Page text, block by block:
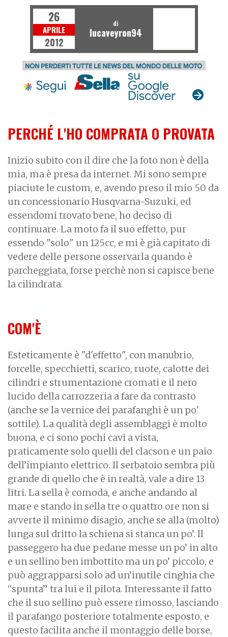
PERCHÉ L'HO COMPRATA O PROVATA
Inizio subito con il dire che la foto non è della
mia, ma è presa da internet. Mi sono sempre
piaciute le custom, e, avendo preso il mio 50 da
un concessionario Husqvarna-Suzuki, ed
essendomi trovato bene, ho deciso di
continuare. La moto fa il suo effetto, pur
essendo "solo" un 125cc, e mi è già capitato di
vedere delle persone osservarla quando è
parcheggiata, forse perchè non si capisce bene
la cilindrata.
COM'È
Esteticamente è "d'effetto", con manubrio,
forcelle, specchietti, scarico, ruote, calotte dei
cilindri e strumentazione cromati e il nero
lucido della carrozzeria a fare da contrasto
(anche se la vernice dei parafanghi è un po'
sottile). La qualità degli assemblaggi è molto
buona, e ci sono pochi cavi a vista,
praticamente solo quelli del clacson e un paio
dell’impianto elettrico. Il serbatoio sembra più
grande di quello che è in realtà, vale a dire 13
litri. La sella è comoda, e anche andando al
mare e stando in sella tre o quattro ore non si
avverte il minimo disagio, anche se alla (molto)
lunga sul dritto la schiena si stanca un po’. Il
passeggero ha due pedane messe un po’ in alto
e un sellino ben imbottito ma un po’ piccolo, e
può aggrapparsi solo ad un’inutile cinghia che
“spunta” tra lui e il pilota. Interessante il fatto
che il suo sellino può essere rimosso, lasciando
il parafango posteriore totalmente esposto, e
questo facilita anche il montaggio delle borse,
26
APRILE
2012
di
lucaveyron94